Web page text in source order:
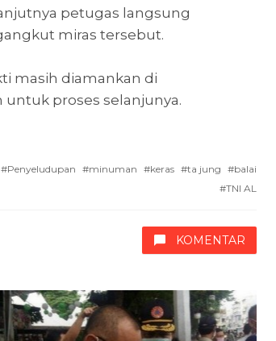
petugas langsung
miras tersebut.
masih diamankan di
untuk proses selanjunya.
Tagged
Penyeludupan minuman keras ta jung
balai
TNI AL
KOMENTAR